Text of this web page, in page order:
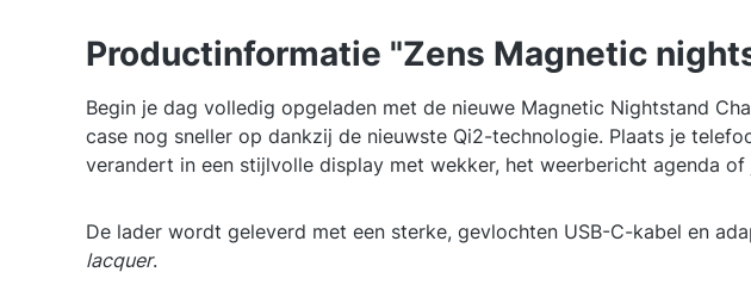
Productinformatie "Zens Magnetic
Begin je dag volledig opgeladen met de nieuwe Magnetic Nightstand
case nog sneller op dankzij de nieuwste Qi2-technologie. Plaats je
verandert in een stijlvolle display met wekker, het weerbericht agenda
De lader wordt geleverd met een sterke, gevlochten USB-C-kabel en
lacquer.